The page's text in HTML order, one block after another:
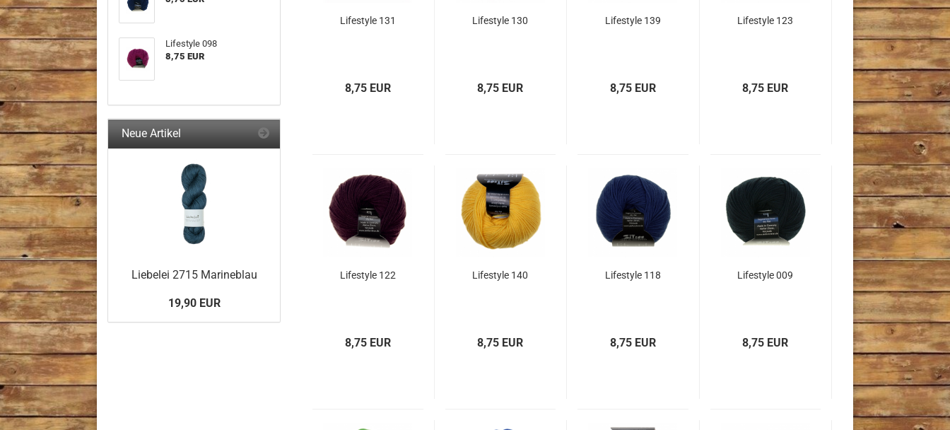
Lifestyle 131
8,75 EUR
Lifestyle 130
8,75 EUR
Lifestyle 139
8,75 EUR
Lifestyle 123
8,75 EUR
Lifestyle 122
8,75 EUR
Lifestyle 140
8,75 EUR
Lifestyle 118
8,75 EUR
Lifestyle 009
8,75 EUR
Lifestyle 098
8,75 EUR
Neue Artikel
Liebelei 2715 Marineblau
19,90 EUR